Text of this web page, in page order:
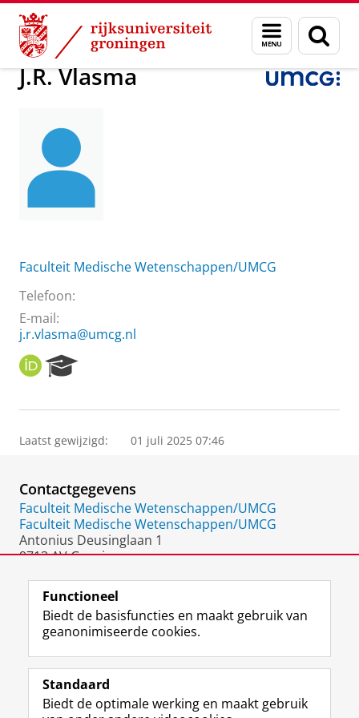
Skip
Content
Skip
Navigation
Menu
en
zoeken
Over ons J.R. Vlasma
J.R. Vlasma
Faculteit Medische Wetenschappen/UMCG
Telefoon:
E-mail:
j.r.vlasma@umcg.nl
O
R
I
e
r
P
o
r
t
a
Laatst gewijzigd: 01 juli 2025 07:46
Contactgegevens
Faculteit Medische Wetenschappen/UMCG
Faculteit Medische Wetenschappen/UMCG
Antonius Deusinglaan 1
9713 AV Groningen
Volg de RUG
F
a
e
L
i
k
R
S
-
I
n
t
Y
o
T
Studiekiezers
Functioneel
Biedt de basisfuncties en maakt gebruik van
geanonimiseerde cookies.
Standaard
Biedt de optimale werking en maakt gebruik